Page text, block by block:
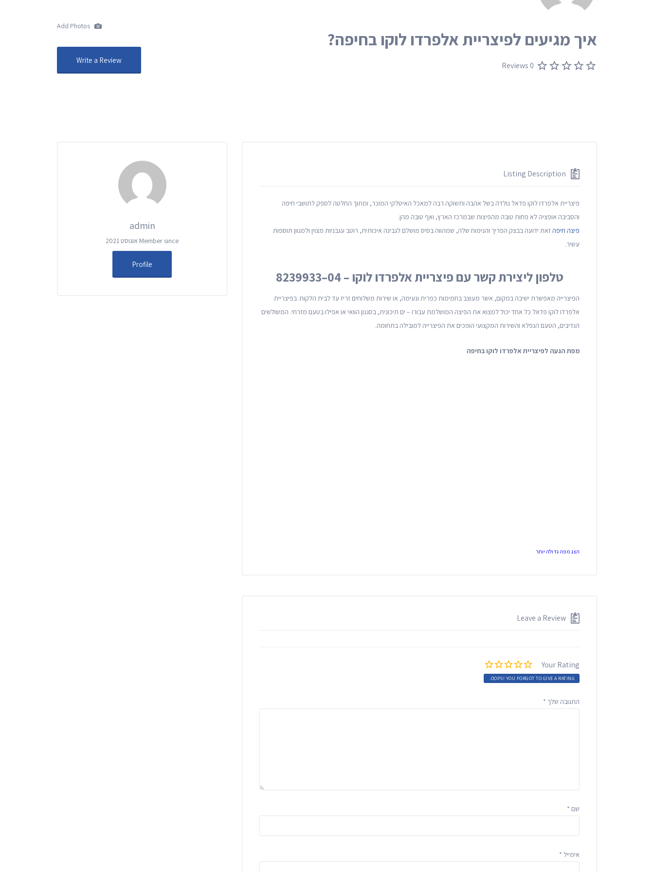
איך מגיעים לפיצריית אלפרדו לוקו בחיפה?
0 Reviews
Write a Review
Listing Description
פיצריית אלפרדו לוקו פדאל נולדה בשל אהבה ותשוקה רבה למאכל האיטלקי המוכר, ומתוך החלטה לספק לתושבי חיפה
והסביבה אופציה לא פחות טובה מהפיצות שבמרכז הארץ, ואף טובה מהן.
פיצה חיפהזאת ידועה בבצק הפריך והנימוח שלה, שמהווה בסיס מושלם לגבינה איכותית, רוטב עגבניות מצוין ולמגוון תוספות
עשיר.
טלפון ליצירת קשר עם פיצריית אלפרדו לוקו – 04–8239933
הפיצרייה מאפשרת ישיבה במקום, אשר מעוצב בחמימות כפרית ונעימה, או שירות משלוחים זריז עד לבית הלקוח. בפיצריית
אלפרדו לוקו פדאל כל אחד יכול למצוא את הפיצה המושלמת עבורו – ים תיכונית, בסגנון הוואי או אפילו בטעם מזרחי. המשולשים
הנדיבים, הטעם הנפלא והשירות המקצועי הופכים את הפיצרייה למובילה בתחומה.
מפת הגעה לפיצריית אלפרדו לוקו בחיפה
הצג מפה גדולה יותר
Leave a Review
Your Rating
OOPS! YOU FORGOT TO GIVE A RATING.
התגובה שלך *
שם *
אימייל *
admin
Member since אוגוסט 2021
Profile